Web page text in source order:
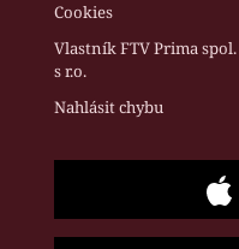
Cookies
Vlastník FTV Prima spol.
s r.o.
Nahlásit chybu